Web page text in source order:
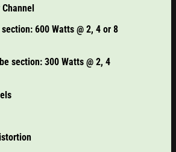
600 Watts @ 2, 4 or 8
section: 300 Watts @ 2, 4